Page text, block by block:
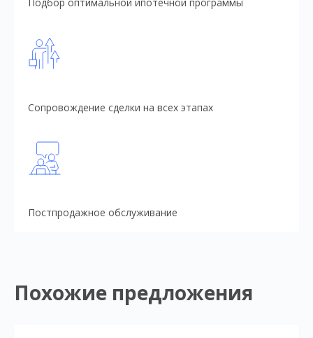
Сопровождение сделки на всех этапах
Постпродажное обслуживание
Похожие предложения